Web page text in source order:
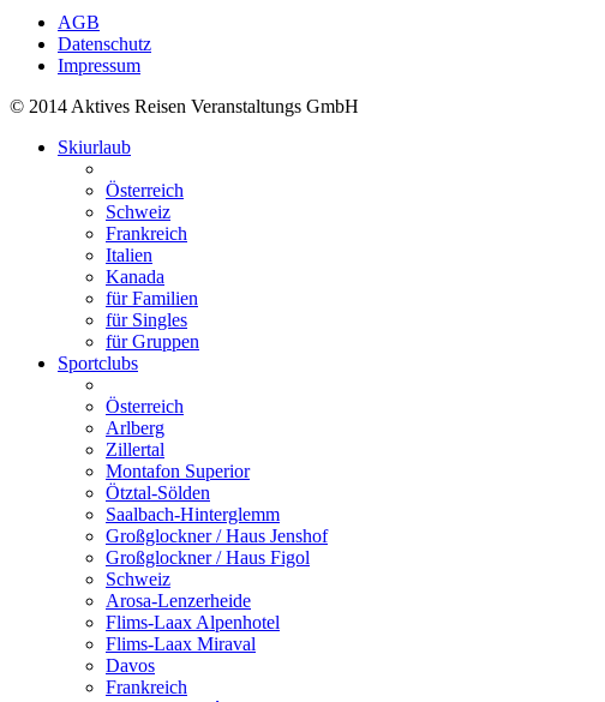
AGB
Datenschutz
Impressum
© 2014 Aktives Reisen Veranstaltungs GmbH
Skiurlaub
Österreich
Schweiz
Frankreich
Italien
Kanada
für Familien
für Singles
für Gruppen
Sportclubs
Österreich
Arlberg
Zillertal
Montafon Superior
Ötztal-Sölden
Saalbach-Hinterglemm
Großglockner / Haus Jenshof
Großglockner / Haus Figol
Schweiz
Arosa-Lenzerheide
Flims-Laax Alpenhotel
Flims-Laax Miraval
Davos
Frankreich